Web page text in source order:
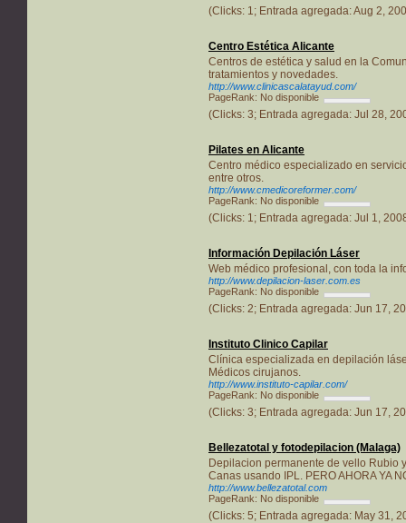
(Clicks: 1; Entrada agregada: Aug 2,
Centro Estética Alicante
Centros de estética y salud en la
tratamientos y novedades.
http://www.clinicascalatayud.com/
PageRank: No disponible
(Clicks: 3; Entrada agregada: Jul 28,
Pilates en Alicante
Centro médico especializado en
entre otros.
http://www.cmedicoreformer.com/
PageRank: No disponible
(Clicks: 1; Entrada agregada: Jul 1,
Información Depilación Láser
Web médico profesional, con toda la
http://www.depilacion-laser.com.es
PageRank: No disponible
(Clicks: 2; Entrada agregada: Jun 17,
Instituto Clinico Capilar
Clínica especializada en depilación
Médicos cirujanos.
http://www.instituto-capilar.com/
PageRank: No disponible
(Clicks: 3; Entrada agregada: Jun 17,
Bellezatotal y fotodepilacion (Malaga)
Depilacion permanente de vello
Canas usando IPL. PERO AHORA YA
http://www.bellezatotal.com
PageRank: No disponible
(Clicks: 5; Entrada agregada: May 31,